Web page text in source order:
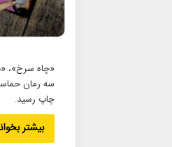
«چاه سرخ»،
سه رمان
چاپ رسید.
بیشتر